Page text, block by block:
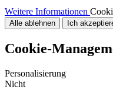
Weitere Informationen
Alle ablehnen Ich
Cookie-
Personalisierung
Nicht